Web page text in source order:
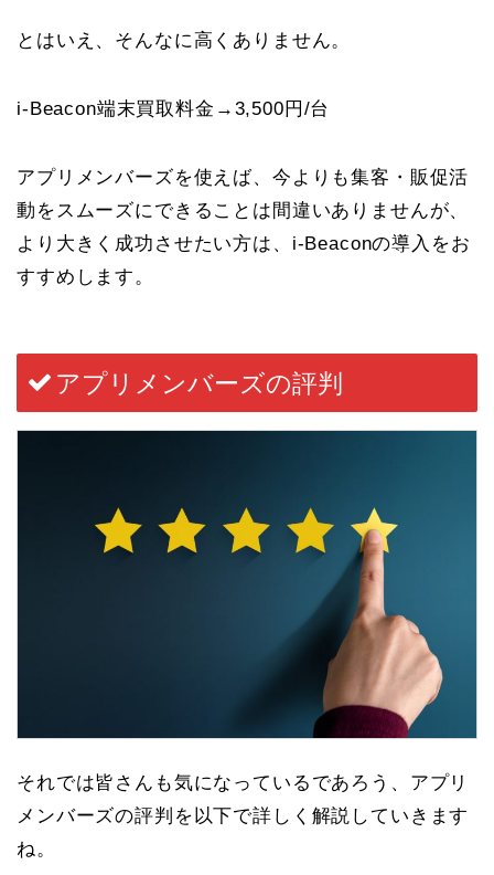
とはいえ、そんなに高くありません。
i-Beacon端末買取料金→3,500円/台
アプリメンバーズを使えば、今よりも集客・販促活
動をスムーズにできることは間違いありませんが、
より大きく成功させたい方は、i-Beaconの導入をお
すすめします。
アプリメンバーズの評判
それでは皆さんも気になっているであろう、アプリ
メンバーズの評判を以下で詳しく解説していきます
ね。